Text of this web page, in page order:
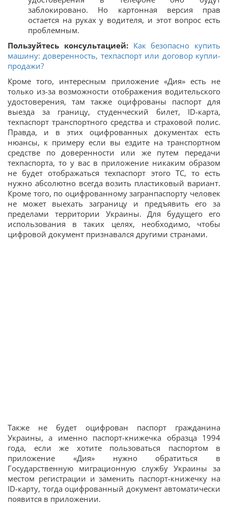
заблокировано. Но картонная версия прав
остается на руках у водителя, и этот вопрос есть
проблемным.
Пользуйтесь консультацией: Как безопасно купить
машину: доверенность, техпаспорт или договор купли-
продажи?
Кроме того, интересным приложение «Дия» есть не
только из-за возможности отображения водительского
удостоверения, там также оцифрованы паспорт для
выезда за границу, студенческий билет, ID-карта,
техпаспорт транспортного средства и страховой полис.
Правда, и в этих оцифрованных документах есть
нюансы, к примеру если вы ездите на транспортном
средстве по доверенности или же путем передачи
техпаспорта, то у вас в приложение никаким образом
не будет отображаться техпаспорт этого ТС, то есть
нужно абсолютно всегда возить пластиковый вариант.
Кроме того, по оцифрованному загранпаспорту человек
не может выехать заграницу и предъявить его за
пределами территории Украины. Для будущего его
использования в таких целях, необходимо, чтобы
цифровой документ признавался другими странами.
Также не будет оцифрован паспорт гражданина
Украины, а именно паспорт-книжечка образца 1994
года, если же хотите пользоваться паспортом в
приложение «Дия» нужно обратиться в
Государственную миграционную службу Украины за
местом регистрации и заменить паспорт-книжечку на
ID-карту, тогда оцифрованный документ автоматически
появится в приложении.